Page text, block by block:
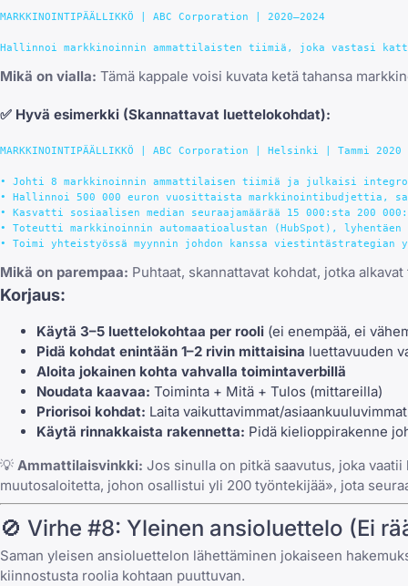
MARKKINOINTIPÄÄLLIKKÖ | ABC Corporation | 2020–2024
Mikä on vialla: Tämä kappale voisi kuvata ketä tahansa
✅ Hyvä esimerkki (Skannattavat luettelokohdat):
MARKKINOINTIPÄÄLLIKKÖ | ABC Corporation | Helsinki | Tammi
• Johti 8 markkinoinnin ammattilaisen tiimiä ja julkaisi
• Hallinnoi 500 000 euron vuosittaista markkinointibudjettia,
• Kasvatti sosiaalisen median seuraajamäärää 15 000:sta 200
• Toteutti markkinoinnin automaatioalustan (HubSpot),
Mikä on parempaa: Puhtaat, skannattavat kohdat, jotka
Korjaus:
Käytä 3–5 luettelokohtaa per rooli (ei enempää, ei
Pidä kohdat enintään 1–2 rivin mittaisina luettavuuden
Aloita jokainen kohta vahvalla toimintaverbillä
Noudata kaavaa: Toiminta + Mitä + Tulos (mittareilla)
Priorisoi kohdat: Laita vaikuttavimmat/
Käytä rinnakkaista rakennetta: Pidä kielioppirakenne
💡 Ammattilaisvinkki: Jos sinulla on pitkä saavutus, joka
muutosaloitetta, johon osallistui yli 200 työntekijää», jota
🚫 Virhe #8: Yleinen ansioluettelo (Ei
Saman yleisen ansioluettelon lähettäminen jokaiseen
kiinnostusta roolia kohtaan puuttuvan.